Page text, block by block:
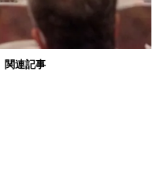
関連記事